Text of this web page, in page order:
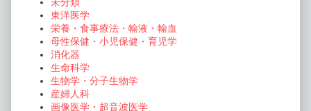
東洋医学
栄養・食事療法・輸液・輸血
母性保健・小児保健・育児学
消化器
生命科学
生物学・分子生物学
産婦人科
画像医学・超音波医学